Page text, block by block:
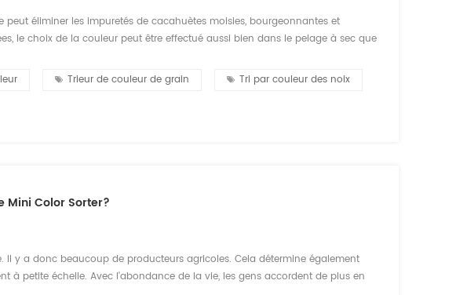
éliminer les impuretés de cacahuètes moisies, bourgeonnantes et
le choix de la couleur peut être effectué aussi bien dans le pelage à sec que
Trieur de couleur de grain Tri par couleur des noix
Mini Color Sorter?
Il y a donc beaucoup de producteurs agricoles. Cela détermine également
à petite échelle. Avec l'abondance de la vie, les gens accordent de plus en